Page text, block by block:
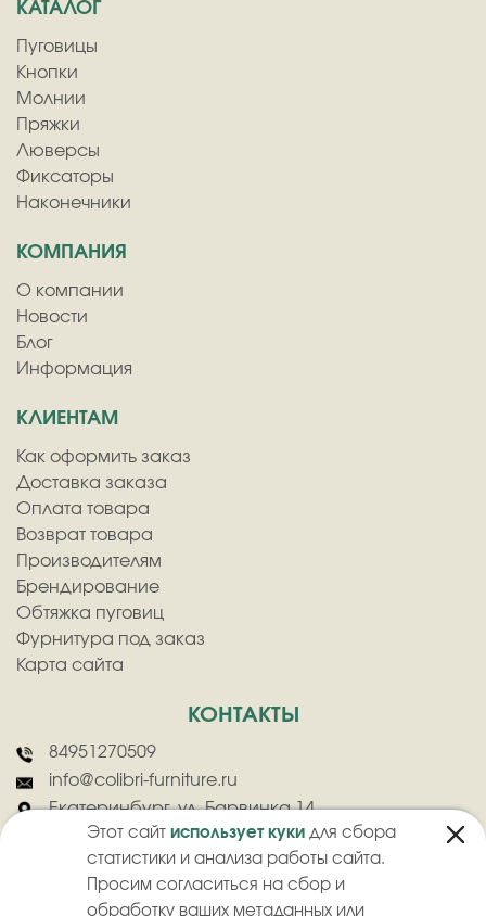
Этот сайт использует куки для сбора
статистики и анализа работы сайта.
Просим согласиться на сбор и
обработку ваших метаданных или
КАТАЛОГ
Пуговицы
Кнопки
Молнии
Пряжки
Люверсы
Фиксаторы
Наконечники
КОМПАНИЯ
О компании
Новости
Блог
Информация
КЛИЕНТАМ
Как оформить заказ
Доставка заказа
Оплата товара
Возврат товара
Производителям
Брендирование
Обтяжка пуговиц
Фурнитура под заказ
Карта сайта
КОНТАКТЫ
84951270509
info@colibri-furniture.ru
Екатеринбург, ул. Барвинка 14